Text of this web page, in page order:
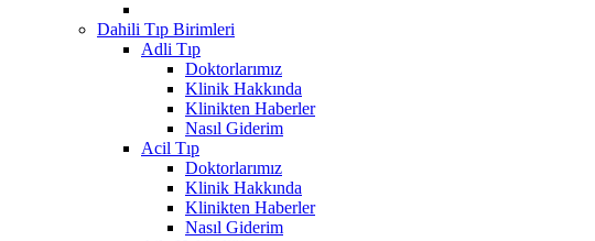
Dahili Tıp Birimleri
Adli Tıp
Doktorlarımız
Klinik Hakkında
Klinikten Haberler
Nasıl Giderim
Acil Tıp
Doktorlarımız
Klinik Hakkında
Klinikten Haberler
Nasıl Giderim